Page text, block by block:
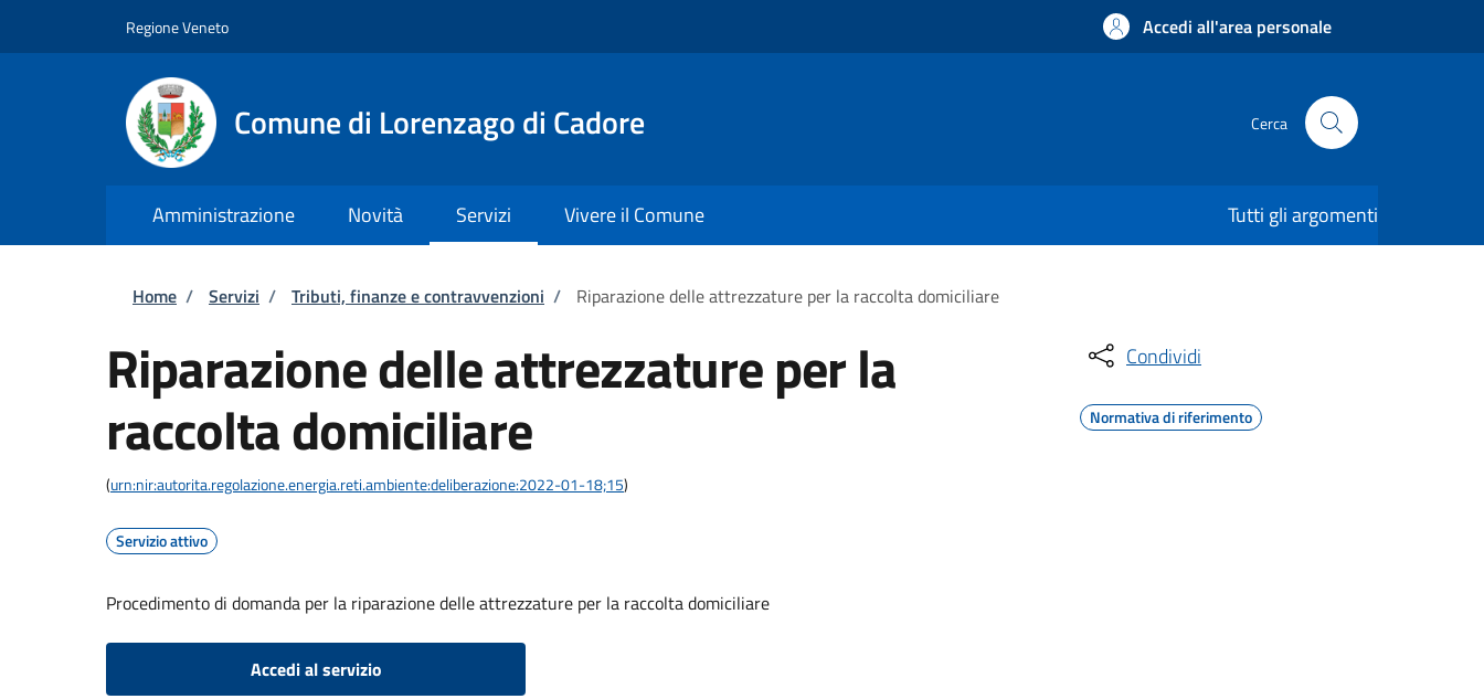
Regione Veneto Accedi all'area personale
Comune di Lorenzago di Cadore Cerca
Amministrazione Novità Servizi Vivere il Comune Tutti gli argomenti
Briciole di pane
Home / Servizi / Tributi, finanze e contravvenzioni / Riparazione delle attrezzature per la raccolta domiciliare
Riparazione delle attrezzature per la
raccolta domiciliare
(urn:nir:autorita.regolazione.energia.reti.ambiente:deliberazione:2022-01-18;15)
Servizio attivo
Procedimento di domanda per la riparazione delle attrezzature per la raccolta domiciliare
Accedi al servizio
Condividi
Normativa di riferimento